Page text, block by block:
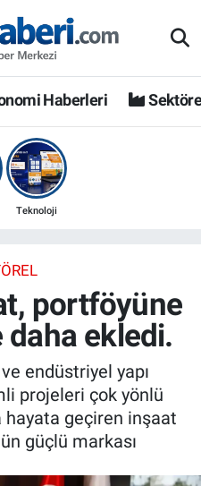
Haberleri
Teknoloji
portföyüne
ekledi.
endüstriyel yapı
projeleri çok yönlü
hayata geçiren inşaat
güçlü markası